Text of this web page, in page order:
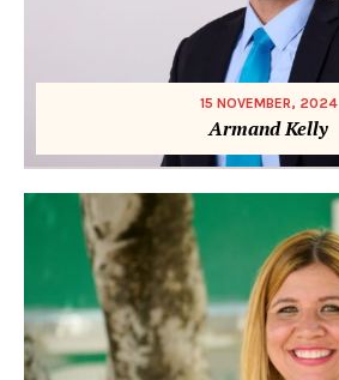
15 NOVEMBER, 2024
Armand Kelly